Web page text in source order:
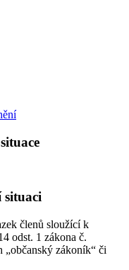
členů sloužící k
odst. 1 zákona č.
„občanský zákoník“ či